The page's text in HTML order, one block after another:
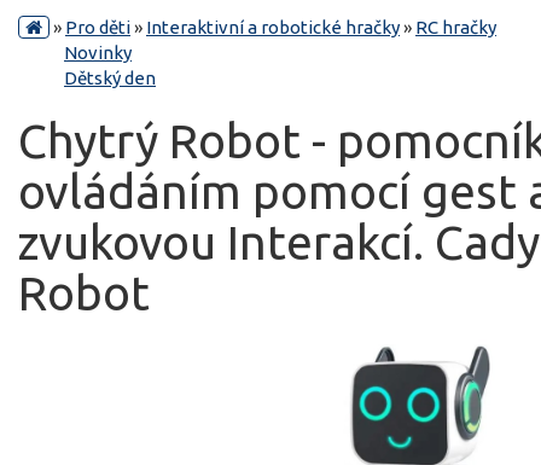
» Pro děti» Interaktivní a robotické hračky» RC hračky
Novinky
Dětský den
Chytrý Robot -
ovládáním pomocí gest
zvukovou Interakcí.
Robot